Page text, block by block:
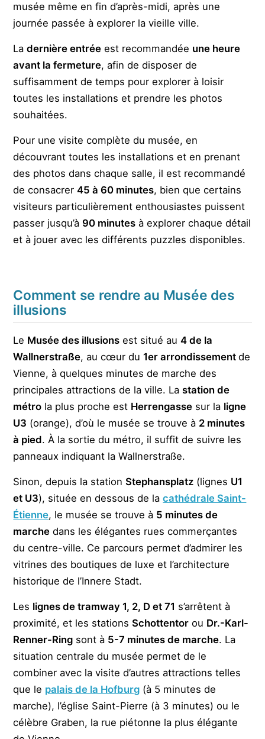
musée même en fin d’après-midi, après une
journée passée à explorer la vieille ville.
Ladernière entrée est recommandée une heure
avant la fermeture, afin de disposer de
suffisamment de temps pour explorer à loisir
toutes les installations et prendre les photos
souhaitées.
Pour une visite complète du musée, en
découvrant toutes les installations et en prenant
des photos dans chaque salle, il est recommandé
de consacrer45 à 60 minutes, bien que certains
visiteurs particulièrement enthousiastes puissent
passer jusqu’à 90 minutes à explorer chaque détail
et à jouer avec les différents puzzles disponibles.
Comment se rendre au Musée des
illusions
Le Musée des illusions est situé au4 de la
Wallnerstraße, au cœur du 1er arrondissementde
Vienne, à quelques minutes de marche des
principales attractions de la ville. Lastation de
métro la plus proche est Herrengasse sur la ligne
U3 (orange), d’où le musée se trouve à 2 minutes
à pied. À la sortie du métro, il suffit de suivre les
panneaux indiquant la Wallnerstraße.
Sinon, depuis la stationStephansplatz (lignes U1
et U3), située en dessous de lacathédrale Saint-
Étienne, le musée se trouve à 5 minutes de
marche dans les élégantes rues commerçantes
du centre-ville. Ce parcours permet d’admirer les
vitrines des boutiques de luxe et l’architecture
historique de l’Innere Stadt.
Les lignes de tramway 1, 2, D et 71 s’arrêtent à
proximité, et les stationsSchottentor ou Dr.-Karl-
Renner-Ring sont à 5-7 minutes de marche. La
situation centrale du musée permet de le
combiner avec la visite d’autres attractions telles
que le palais de la Hofburg (à 5 minutes de
marche), l’église Saint-Pierre (à 3 minutes) ou le
célèbre Graben, la rue piétonne la plus élégante